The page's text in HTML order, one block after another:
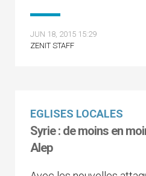
JUN 18, 2015 15:29
ZENIT STAFF
EGLISES LOCALES
Syrie : de moins en
Alep